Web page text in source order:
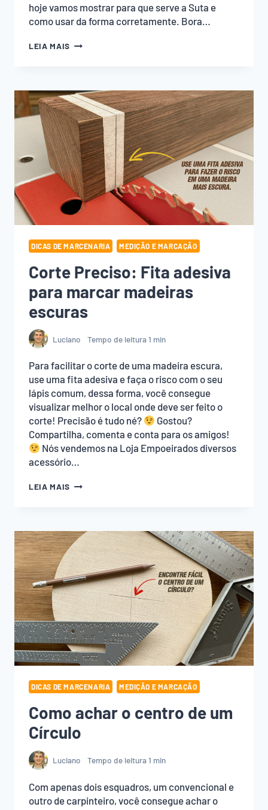
hoje vamos mostrar para que serve a Suta e
como usar da forma corretamente. Bora…
LEIA MAIS COMO
DICAS DE MARCENARIA MEDIÇÃO E MARCAÇÃO
Corte Preciso: Fita adesiva
para marcar madeiras
escuras
Luciano Tempo de leitura1 min
Para facilitar o corte de uma madeira escura,
use uma fita adesiva e faça o risco com o seu
lápis comum, dessa forma, você consegue
visualizar melhor o local onde deve ser feito o
corte! Precisão é tudo né?
Gostou?
Compartilha, comenta e conta para os amigos!
Nós vendemos na Loja Empoeirados diversos
acessório…
LEIA MAIS CORTE
PARA
MARCAR
MADEIRAS
ESCURAS
DICAS DE MARCENARIA MEDIÇÃO E MARCAÇÃO
Como achar o centro de um
Círculo
Luciano Tempo de leitura1 min
Com apenas dois esquadros, um convencional e
outro de carpinteiro, você consegue achar o